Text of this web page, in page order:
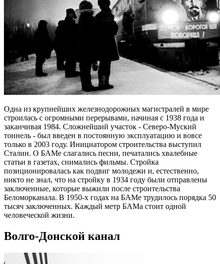
Одна из крупнейших железнодорожных магистралей в мире
строилась с огромными перерывами, начиная с 1938 года и
заканчивая 1984. Сложнейший участок - Северо-Муский
тоннель - был введен в постоянную эксплуатацию и вовсе
только в 2003 году. Инициатором строительства выступил
Сталин. О БАМе слагались песни, печатались хвалебные
статьи в газетах, снимались фильмы. Стройка
позиционировалась как подвиг молодежи и, естественно,
никто не знал, что на стройку в 1934 году были отправлены
заключенные, которые выжили после строительства
Беломорканала. В 1950-х годах на БАМе трудилось порядка 50
тысяч заключенных. Каждый метр БАМа стоит одной
человеческой жизни.
Волго-Донской канал